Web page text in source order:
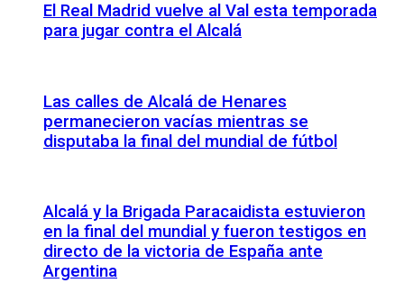
El Real Madrid vuelve al Val esta temporada
para jugar contra el Alcalá
Las calles de Alcalá de Henares
permanecieron vacías mientras se
disputaba la final del mundial de fútbol
Alcalá y la Brigada Paracaidista estuvieron
en la final del mundial y fueron testigos en
directo de la victoria de España ante
Argentina